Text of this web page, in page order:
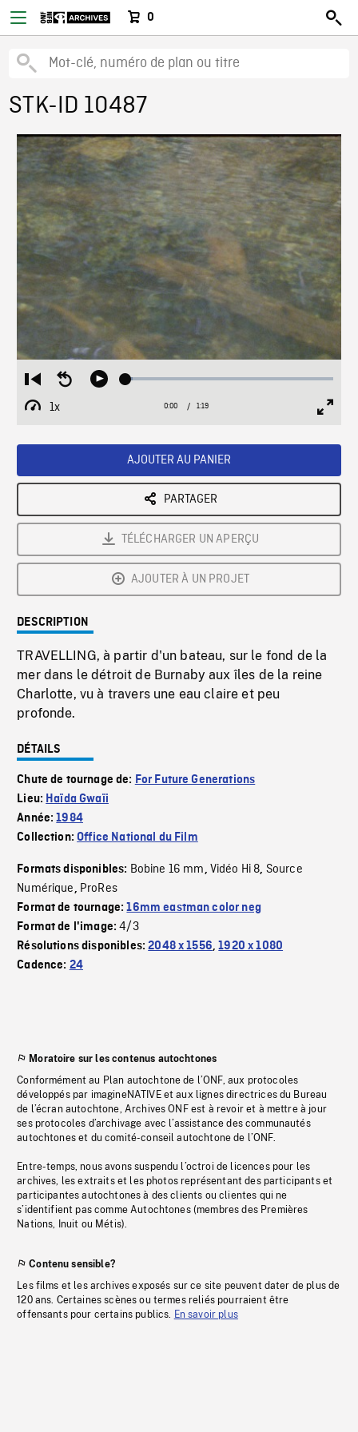
0
STK-ID 10487
Restart
from
beginning
Seek
Play Loaded:
1x
Playback
Current
0:00 / Duration
1:19
AJOUTER AU PANIER
PARTAGER
TÉLÉCHARGER UN APERÇU
AJOUTER À UN PROJET
DESCRIPTION
TRAVELLING, à partir d'un bateau, sur le fond de la
mer dans le détroit de Burnaby aux îles de la reine
Charlotte, vu à travers une eau claire et peu
profonde.
DÉTAILS
Chute de tournage de: For Future Generations
Lieu: Haïda Gwaïi
Année:1984
Collection:Office National du Film
Formats disponibles: Bobine 16 mm, Vidéo Hi 8, Source
Numérique, ProRes
Format de tournage:16mm eastman color neg
Format de l'image:4/3
Résolutions disponibles:2048 x 1556,1920 x 1080
Cadence: 24
Moratoire sur les contenus autochtones
Conformément au Plan autochtone de l’ONF, aux protocoles
développés par imagineNATIVE et aux lignes directrices du Bureau
de l’écran autochtone, Archives ONF est à revoir et à mettre à jour
ses protocoles d’archivage avec l’assistance des communautés
autochtones et du comité-conseil autochtone de l’ONF.
Entre-temps, nous avons suspendu l’octroi de licences pour les
archives, les extraits et les photos représentant des participants et
participantes autochtones à des clients ou clientes qui ne
s’identifient pas comme Autochtones (membres des Premières
Nations, Inuit ou Métis).
Contenu sensible?
Les films et les archives exposés sur ce site peuvent dater de plus de
120 ans. Certaines scènes ou termes reliés pourraient être
offensants pour certains publics. En savoir plus